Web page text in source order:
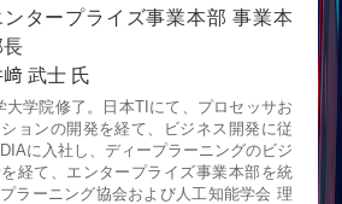
ンタープライズ事業本部 事業本
長
武士 氏
大学院修了。日本TIにて、プロセッサお
ョンの開発を経て、ビジネス開発に従
に入社し、ディープラーニングのビジ
経て、エンタープライズ事業本部を統
ラーニング協会および人工知能学会 理